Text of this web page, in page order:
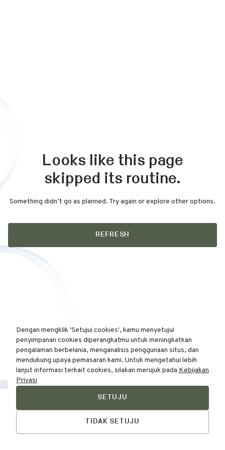
Looks like this page
skipped its routine.
Something didn’t go as planned. Try again or explore other options.
REFRESH
Dengan mengklik 'Setujui cookies', kamu menyetujui
penyimpanan cookies diperangkatmu untuk meningkatkan
pengalaman berbelania, menganalisis penggunaan situs, dan
mendukung upaya pemasaran kami. Untuk mengetahui lebih
lanjut informasi terkait cookies, silakan merujuk pada Kebijakan
Privasi
SETUJU
TIDAK SETUJU
Find Your